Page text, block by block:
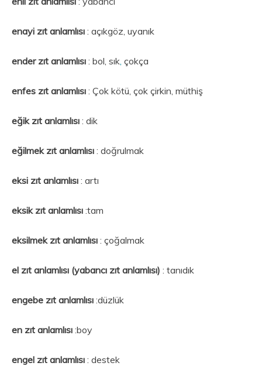
enayi zıt anlamlısı : açıkgöz, uyanık
ender zıt anlamlısı : bol, sık çokça
enfes zıt anlamlısı : Çok kötü, çok çirkin, müthiş
eğik zıt anlamlısı : dik
eğilmek zıt anlamlısı : doğrulmak
eksi zıt anlamlısı : artı
eksik zıt anlamlısı :tam
eksilmek zıt anlamlısı : çoğalmak
el zıt anlamlısı (yabancı zıt anlamlısı) : tanıdık
engebe zıt anlamlısı :düzlük
en zıt anlamlısı :boy
engel zıt anlamlısı : destek